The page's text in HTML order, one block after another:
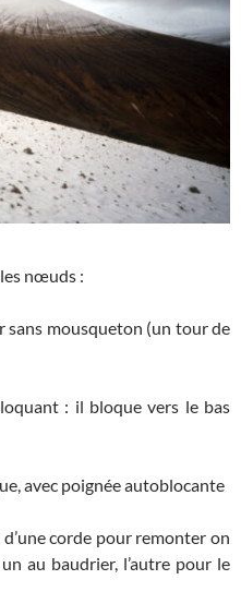
nœuds :
sans mousqueton (un tour de
: il bloque vers le bas
avec poignée autoblocante
corde pour remonter on
au baudrier, l’autre pour le